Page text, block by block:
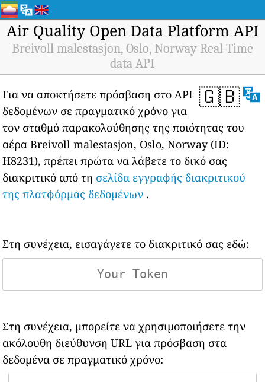
Air Quality Open Data Platform API
Breivoll malestasjon, Oslo, Norway Real-Time
data API
🇬🇧
Για να αποκτήσετε πρόσβαση στο API
δεδομένων σε πραγματικό χρόνο για
τον σταθμό παρακολούθησης της ποιότητας του
αέρα Breivoll malestasjon, Oslo, Norway (ID:
H8231), πρέπει πρώτα να λάβετε το δικό σας
διακριτικό από τη σελίδα εγγραφής διακριτικού
της πλατφόρμας δεδομένων .
Στη συνέχεια, εισαγάγετε το διακριτικό σας εδώ:
Στη συνέχεια, μπορείτε να χρησιμοποιήσετε την
ακόλουθη διεύθυνση URL για πρόσβαση στα
δεδομένα σε πραγματικό χρόνο: